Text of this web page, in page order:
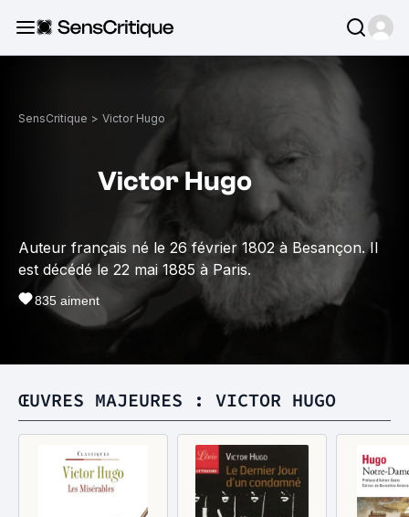
SensCritique > Victor Hugo
Victor Hugo
Auteur français né le 26 février 1802 à Besançon. Il
est décédé le 22 mai 1885 à Paris.
835 aiment
ŒUVRES MAJEURES : VICTOR HUGO